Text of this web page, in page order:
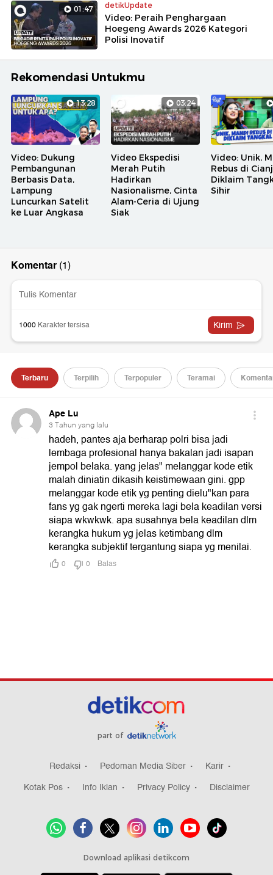
01:47 detikUpdate
Video: Peraih Penghargaan
Hoegeng Awards 2026 Kategori
Polisi Inovatif
Rekomendasi Untukmu
13:28
Video: Dukung
Pembangunan
Berbasis Data,
Lampung
Luncurkan Satelit
ke Luar Angkasa
03:24
Video Ekspedisi
Merah Putih
Hadirkan
Nasionalisme, Cinta
Alam-Ceria di Ujung
Siak
Video: Unik,
Rebus di
Diklaim
Sihir
part of
Redaksi Pedoman Media Siber
Karir
Kotak Pos
Info Iklan Privacy Policy Disclaimer
Download aplikasi detikcom